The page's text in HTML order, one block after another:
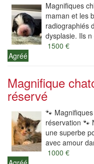
Magnifiques
maman et les
radiographiés
dysplasie. Ils
1500 €
Agréé
Magnifique
réservé
🐾
réservation 🐾
une superbe
avec amour
1000 €